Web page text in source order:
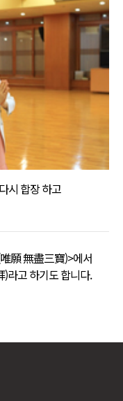
시 합장 하고
願 無盡三寶)>에서
라고 하기도 합니다.